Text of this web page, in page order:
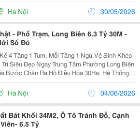
Đại, Thông Sàn Kinh Doanh,...
Hà Nội 30/05/2026
- Phố Trạm, Long Biên 6.3 Tỷ 30M -
Sổ Đỏ
4 Tầng 1 Tum, Mỗi Tầng 1 Ngủ,Vệ Sinh Khép
Trí Siêu Đẹp Ngay Trung Tâm Phường Long Biên
Bước Chân Ra Hồ Điều Hòa 30Ha, Hệ Thống
Các Cấp, Chợ Cự Khối. - 3 Phút Chạy Xe
Tâm Thương Mại Aeon Mall Long...
Hà Nội 04/06/2026
Bát Khối 34M2, Ô Tô Tránh Đỗ, Cạnh
6.5 Tỷ